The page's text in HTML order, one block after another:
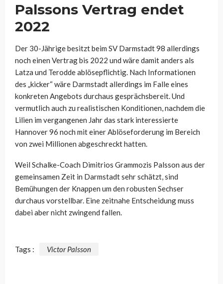
Palssons Vertrag endet
2022
Der 30-Jährige besitzt beim SV Darmstadt 98 allerdings
noch einen Vertrag bis 2022 und wäre damit anders als
Latza und Terodde ablösepflichtig. Nach Informationen
des „kicker“ wäre Darmstadt allerdings im Falle eines
konkreten Angebots durchaus gesprächsbereit. Und
vermutlich auch zu realistischen Konditionen, nachdem die
Lilien im vergangenen Jahr das stark interessierte
Hannover 96 noch mit einer Ablöseforderung im Bereich
von zwei Millionen abgeschreckt hatten.
Weil Schalke-Coach Dimitrios Grammozis Palsson aus der
gemeinsamen Zeit in Darmstadt sehr schätzt, sind
Bemühungen der Knappen um den robusten Sechser
durchaus vorstellbar. Eine zeitnahe Entscheidung muss
dabei aber nicht zwingend fallen.
Tags : Victor Palsson